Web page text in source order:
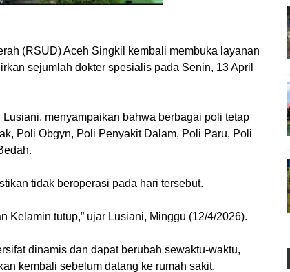
(RSUD) Aceh Singkil kembali membuka layanan
sejumlah dokter spesialis pada Senin, 13 April
menyampaikan bahwa berbagai poli tetap
Poli Obgyn, Poli Penyakit Dalam, Poli Paru, Poli
tidak beroperasi pada hari tersebut.
Kelamin tutup,” ujar Lusiani, Minggu (12/4/2026).
dinamis dan dapat berubah sewaktu-waktu,
kembali sebelum datang ke rumah sakit.